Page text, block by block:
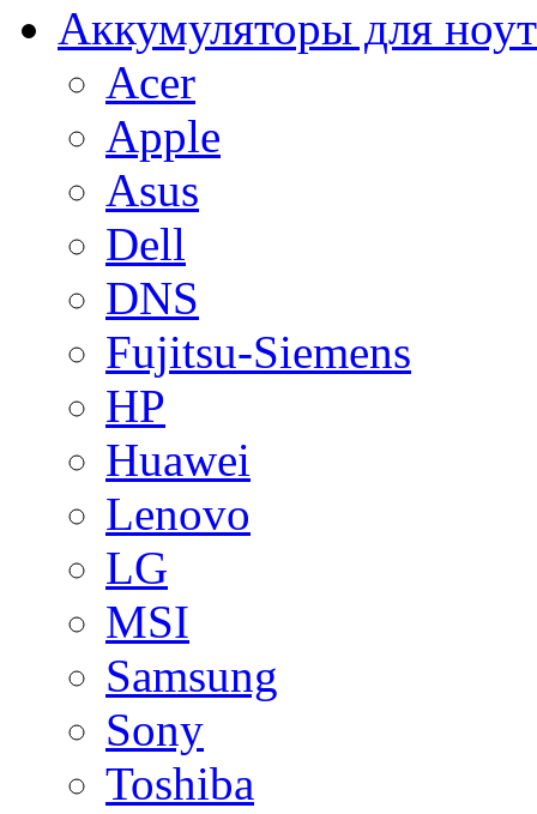
Аккумуляторы для
Acer
Apple
Asus
Dell
DNS
Fujitsu-Siemens
HP
Huawei
Lenovo
LG
MSI
Samsung
Sony
Toshiba